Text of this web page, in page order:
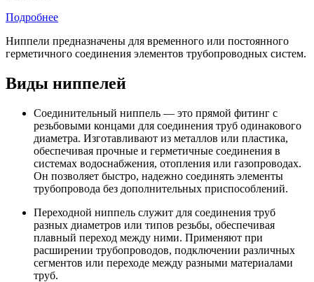
Подробнее
Ниппели предназначены для временного или постоянного
герметичного соединения элементов трубопроводных систем.
Виды ниппелей
Соединительный ниппель — это прямой фитинг с
резьбовыми концами для соединения труб одинакового
диаметра. Изготавливают из металлов или пластика,
обеспечивая прочные и герметичные соединения в
системах водоснабжения, отопления или газопроводах.
Он позволяет быстро, надежно соединять элементы
трубопровода без дополнительных приспособлений.
Переходной ниппель служит для соединения труб
разных диаметров или типов резьбы, обеспечивая
плавный переход между ними. Применяют при
расширении трубопроводов, подключении различных
сегментов или переходе между разными материалами
труб.